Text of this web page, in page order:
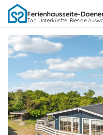
Ferienhausseite-
Top Unterkünfte. Riesige